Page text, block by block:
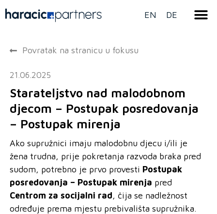
EN DE
Povratak na stranicu u fokusu
21.06.2025
Starateljstvo nad malodobnom
djecom – Postupak posredovanja
– Postupak mirenja
Ako supružnici imaju malodobnu djecu i/ili je
žena trudna, prije pokretanja razvoda braka pred
sudom, potrebno je prvo provesti Postupak
posredovanja – Postupak mirenja pred
Centrom za socijalni rad, čija se nadležnost
određuje prema mjestu prebivališta supružnika.